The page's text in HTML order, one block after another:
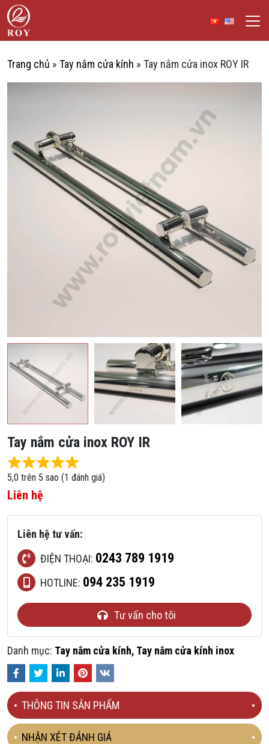
Chuyển đến nội dung
ROY Việt Nam
Trang chủ » Tay nắm cửa kính » Tay nắm cửa inox ROY IR
Tay nắm cửa inox ROY IR
Rated 5,0 out of 5
5,0 trên 5 sao (1 đánh giá)
Liên hệ
Liên hệ tư vấn:
ĐIỆN THOẠI: 0243 789 1919
HOTLINE: 094 235 1919
Tư vấn cho tôi
Danh mục: Tay nắm cửa kính, Tay nắm cửa kính inox
FacebookTwitterLinkedInPinterest
THÔNG TIN SẢN PHẨM
NHẬN XÉT ĐÁNH GIÁ